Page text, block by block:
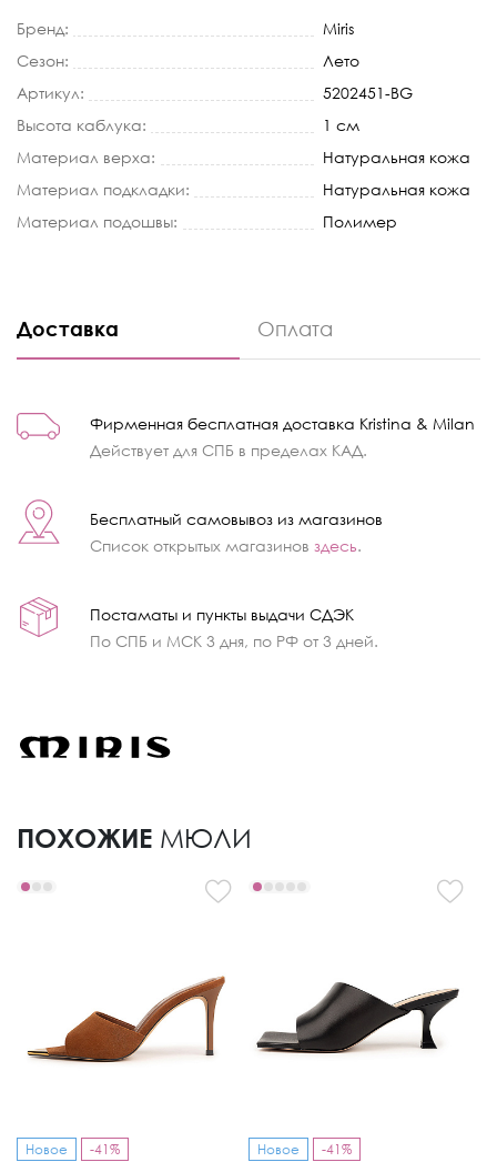
Бренд:
Miris
Сезон:
Лето
Артикул:
5202451-BG
Высота каблука:
1 см
Материал верха:
Натуральная кожа
Материал подкладки:
Натуральная кожа
Материал подошвы:
Полимер
Доставка Оплата
Фирменная бесплатная доставка Kristina & Milan
Действует для СПБ в пределах КАД.
Бесплатный самовывоз из магазинов
Список открытых магазинов здесь.
Постаматы и пункты выдачи СДЭК
По СПБ и МСК 3 дня, по РФ от 3 дней.
ПОХОЖИЕ МЮЛИ
Новое -41% Новое -41%